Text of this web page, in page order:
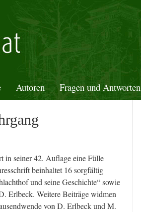
Autoren Fragen und Antworten
in seiner 42. Auflage eine Fülle
beinhaltet 16 sorgfältig
und seine Geschichte“ sowie
Erlbeck. Weitere Beiträge widmen
von D. Erlbeck und M.